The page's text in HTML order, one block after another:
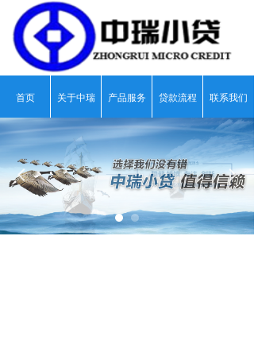
首页 关于中瑞 产品服务 贷款流程 联系我们
넳 넲